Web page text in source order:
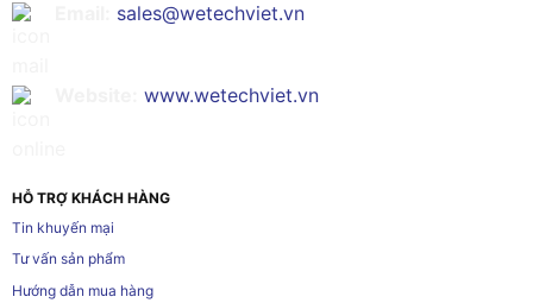
sales@wetechviet.vn
www.wetechviet.vn
HỖ TRỢ KHÁCH HÀNG
Tin khuyến mại
Tư vấn sản phẩm
Hướng dẫn mua hàng